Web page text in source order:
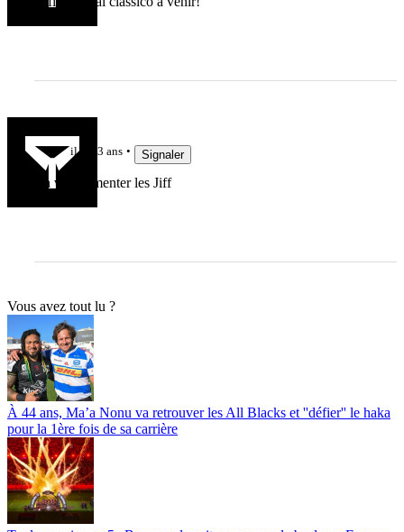
il y a 3 ans Signaler
Ça va augmenter les Jiff
Vous avez tout lu ?
À 44 ans, Ma’a Nonu va retrouver les All Blacks et ''défier'' le haka
pour la 1ère fois de sa carrière